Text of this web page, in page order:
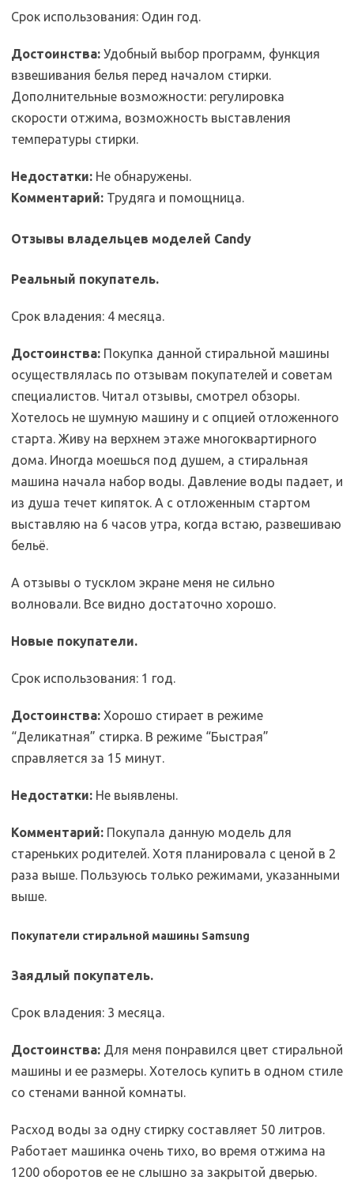
Срок использования: Один год.
Достоинства: Удобный выбор программ, функция
взвешивания белья перед началом стирки.
Дополнительные возможности: регулировка
скорости отжима, возможность выставления
температуры стирки.
Недостатки: Не обнаружены.
Комментарий: Трудяга и помощница.
Отзывы владельцев моделей Candy
Реальный покупатель.
Срок владения: 4 месяца.
Достоинства: Покупка данной стиральной машины
осуществлялась по отзывам покупателей и советам
специалистов. Читал отзывы, смотрел обзоры.
Хотелось не шумную машину и с опцией отложенного
старта. Живу на верхнем этаже многоквартирного
дома. Иногда моешься под душем, а стиральная
машина начала набор воды. Давление воды падает, и
из душа течет кипяток. А с отложенным стартом
выставляю на 6 часов утра, когда встаю, развешиваю
бельё.
А отзывы о тусклом экране меня не сильно
волновали. Все видно достаточно хорошо.
Новые покупатели.
Срок использования: 1 год.
Достоинства: Хорошо стирает в режиме
“Деликатная” стирка. В режиме “Быстрая”
справляется за 15 минут.
Недостатки: Не выявлены.
Комментарий: Покупала данную модель для
стареньких родителей. Хотя планировала с ценой в 2
раза выше. Пользуюсь только режимами, указанными
выше.
Покупатели стиральной машины Samsung
Заядлый покупатель.
Срок владения: 3 месяца.
Достоинства: Для меня понравился цвет стиральной
машины и ее размеры. Хотелось купить в одном стиле
со стенами ванной комнаты.
Расход воды за одну стирку составляет 50 литров.
Работает машинка очень тихо, во время отжима на
1200 оборотов ее не слышно за закрытой дверью.